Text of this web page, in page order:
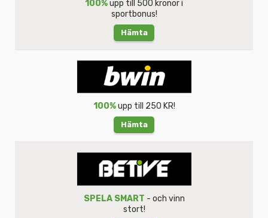
100%upp till 500 kronor i
sportbonus!
Hämta
100%upp till 250 KR!
Hämta
SPELA SMART - och vinn
stort!